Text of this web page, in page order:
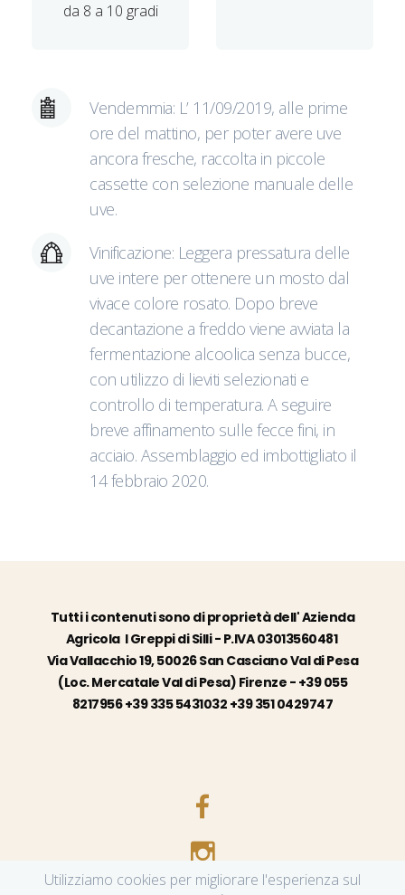
Utilizziamo cookies per migliorare l'esperienza sul
da 8 a 10 gradi
Vendemmia: L’ 11/09/2019, alle prime
ore del mattino, per poter avere uve
ancora fresche, raccolta in piccole
cassette con selezione manuale delle
uve.
Vinificazione: Leggera pressatura delle
uve intere per ottenere un mosto dal
vivace colore rosato. Dopo breve
decantazione a freddo viene avviata la
fermentazione alcoolica senza bucce,
con utilizzo di lieviti selezionati e
controllo di temperatura. A seguire
breve affinamento sulle fecce fini, in
acciaio. Assemblaggio ed imbottigliato il
14 febbraio 2020.
Tutti i contenuti sono di proprietà dell' Azienda
Agricola I Greppi di Silli - P.IVA 03013560481
Via Vallacchio 19, 50026 San Casciano Val di Pesa
(Loc. Mercatale Val di Pesa) Firenze - +39 055
8217956 +39 335 5431032 +39 351 0429747